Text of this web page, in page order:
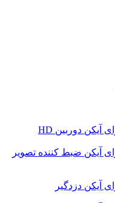
دوربین HD
ضبط کننده تصویر
دزدگیر